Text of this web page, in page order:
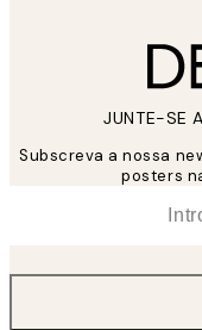
JUNTE-SE
Subscreva a nossa
posters